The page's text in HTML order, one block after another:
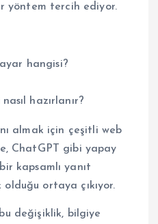
yöntem tercih ediyor.
hangisi?
hazırlanır?
almak için çeşitli web
ChatGPT gibi yapay
kapsamlı yanıt
ortaya çıkıyor.
değişiklik, bilgiye